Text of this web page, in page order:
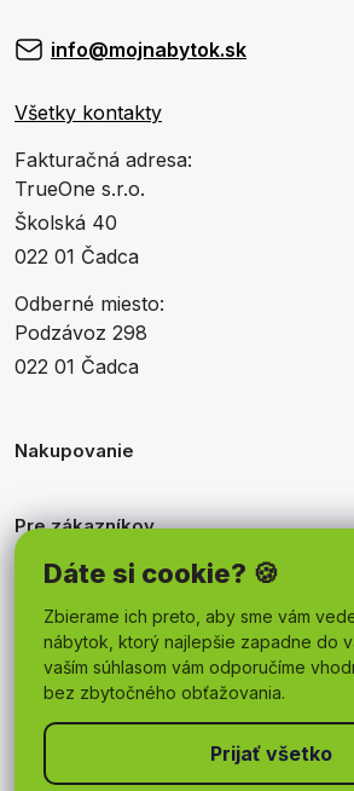
Dáte si cookie? 🍪
Zbierame ich preto, aby sme vám
nábytok, ktorý najlepšie zapadne do
vaším súhlasom vám odporučíme
bez zbytočného obťažovania.
info@mojnabytok.sk
Všetky kontakty
Fakturačná adresa:
TrueOne s.r.o.
Školská 40
022 01 Čadca
Odberné miesto:
Podzávoz 298
022 01 Čadca
Nakupovanie
Pre zákazníkov